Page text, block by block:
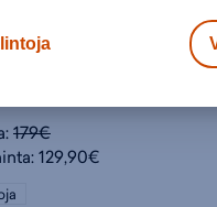
Shoe - sisäpelikengät
179€
129,90€